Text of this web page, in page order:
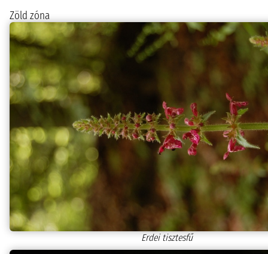
Zöld zóna
Erdei tisztesfű